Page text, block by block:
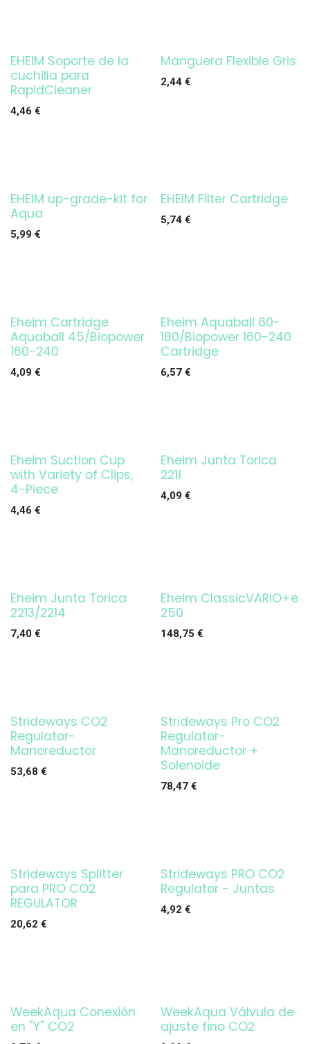
¡OFERTA!
EHEIM Soporte de la
cuchilla para
RapidCleaner
4,46 €
Manguera Flexible Gris
2,44€
¡OFERTA!
EHEIM up-grade-kit for
Aqua
5,99 €
EHEIM Filter Cartridge
5,74€
Eheim Cartridge
Aquaball 45/Biopower
160-240
4,09 €
Eheim Aquaball 60-
180/Biopower 160-240
Cartridge
6,57€
¡OFERTA!
Eheim Suction Cup
with Variety of Clips,
4-Piece
4,46 €
Eheim Junta Torica
2211
4,09 €
Eheim Junta Torica
2213/2214
7,40 €
¡OFERTA!
Eheim ClassicVARIO+e
250
148,75 €
Strideways CO2
Regulator-
Manoreductor
53,68 €
Strideways Pro CO2
Regulator-
Manoreductor +
Solenoide
78,47€
Strideways Splitter
para PRO CO2
REGULATOR
20,62 €
Strideways PRO CO2
Regulator - Juntas
4,92 €
WeekAqua Conexión
en "Y" CO2
WeekAqua Válvula de
ajuste fino CO2